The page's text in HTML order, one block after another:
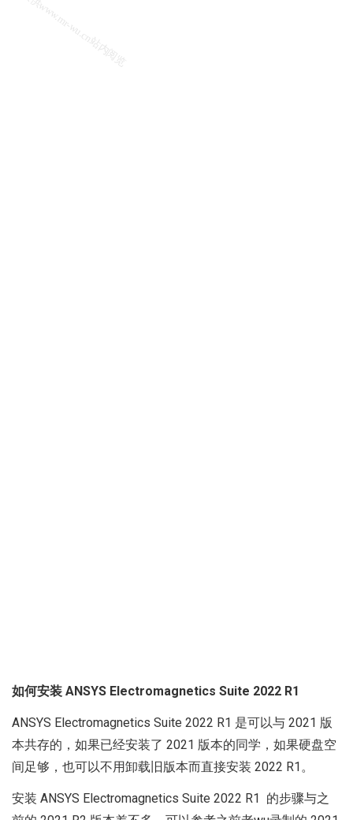
如何安装 ANSYS Electromagnetics Suite 2022 R1
ANSYS Electromagnetics Suite 2022 R1 是可以与 2021 版
本共存的，如果已经安装了 2021 版本的同学，如果硬盘空
间足够，也可以不用卸载旧版本而直接安装 2022 R1。
安装 ANSYS Electromagnetics Suite 2022 R1 的步骤与之